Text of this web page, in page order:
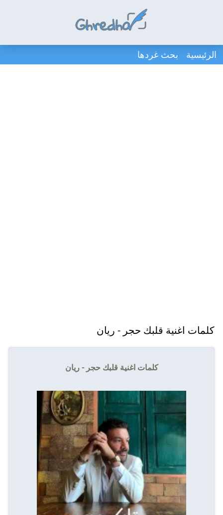
الرئيسية بحث غردها
كلمات اغنية قلبك حجر - ريان
كلمات اغنية قلبك حجر - ريان